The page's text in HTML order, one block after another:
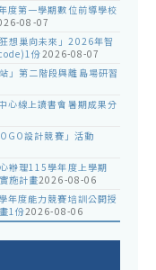
度第一學期數位前導學校
08-07
想巢向未來」2026年智
份2026-08-07
」第二階段與離島場研習
心線上讀書會暑期成果分
設計競賽」活動
辦理115學年度上學期
施計畫2026-08-06
年度能力競賽培訓公開授
1份2026-08-06